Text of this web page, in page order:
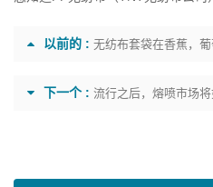
以前的 : 无纺布套袋在香蕉，
下一个 : 流行之后，熔喷市场将